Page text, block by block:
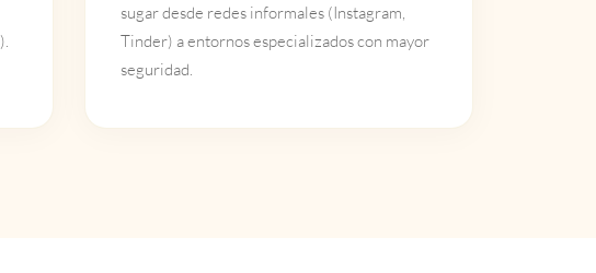
sugar desde redes informales (Instagram,
Tinder) a entornos especializados con mayor
seguridad.